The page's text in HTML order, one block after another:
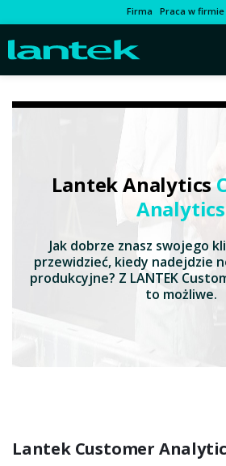
Firma Praca w
Lantek Analytics
Analytics
Jak dobrze znasz swojego
przewidzieć, kiedy nadejdzie
produkcyjne? Z LANTEK
to możliwe.
Lantek Customer